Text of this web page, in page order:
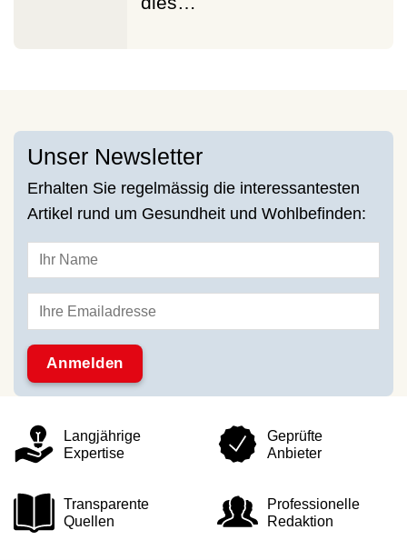
Unser Newsletter
Erhalten Sie regelmässig die interessantesten
Artikel rund um Gesundheit und Wohlbefinden:
Langjährige
Expertise
Geprüfte
Anbieter
Transparente
Quellen
Professionelle
Redaktion